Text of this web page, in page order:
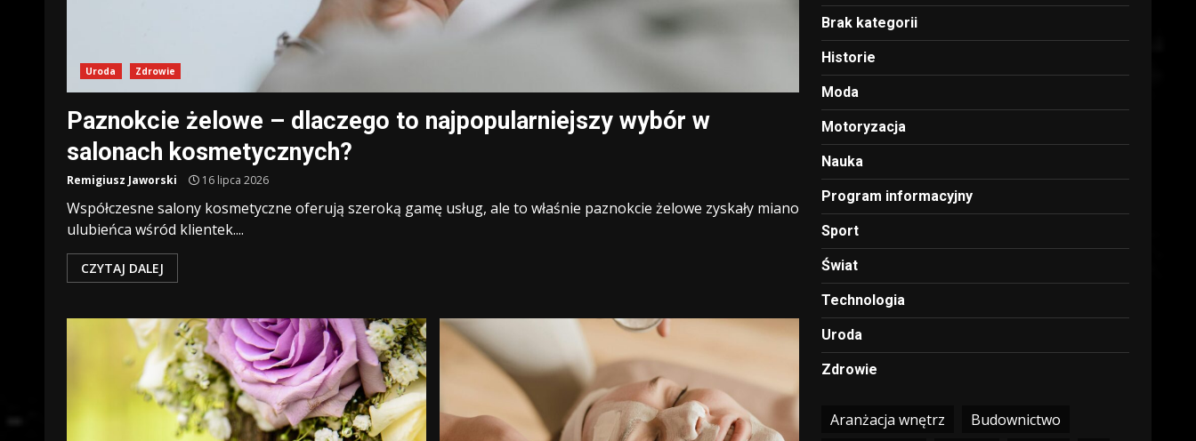
Uroda Zdrowie
Paznokcie żelowe – dlaczego to najpopularniejszy wybór w
salonach kosmetycznych?
Remigiusz Jaworski 16 lipca 2026
Współczesne salony kosmetyczne oferują szeroką gamę usług, ale to właśnie paznokcie żelowe zyskały miano
ulubieńca wśród klientek....
CZYTAJ DALEJ
Brak kategorii
Historie
Moda
Motoryzacja
Nauka
Program informacyjny
Sport
Świat
Technologia
Uroda
Zdrowie
Aranżacja wnętrz
Budownictwo